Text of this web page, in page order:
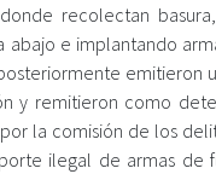
recolectan
abajo e implantando
emitieron
y remitieron como
la comisión de los
ilegal de armas de